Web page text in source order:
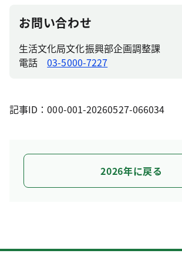
お問い合わせ
生活文化局文化振興部企画調整課
電話03-5000-7227
記事ID：000-001-20260527-066034
2026年に戻る